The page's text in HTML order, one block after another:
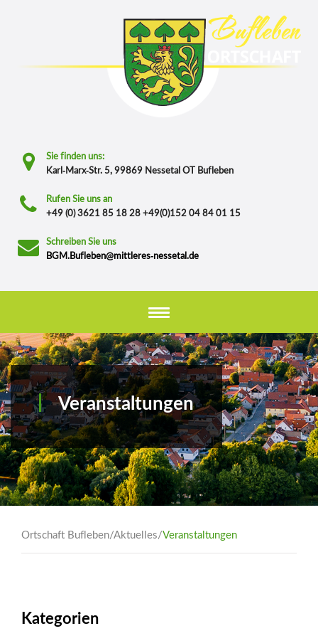
Sie finden uns:
Karl-Marx-Str. 5, 99869 Nessetal OT Bufleben
Rufen Sie uns an
+49 (0) 3621 85 18 28 +49(0)152 04 84 01 15
Schreiben Sie uns
BGM.Bufleben@mittleres-nessetal.de
Veranstaltungen
Ortschaft Bufleben/Aktuelles/Veranstaltungen
Kategorien